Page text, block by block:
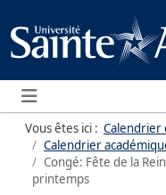
Menu
Vous êtes ici : Calendrier
Calendrier
Congé: Fête de la
printemps